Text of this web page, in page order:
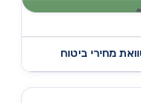
מחירי ביטוח